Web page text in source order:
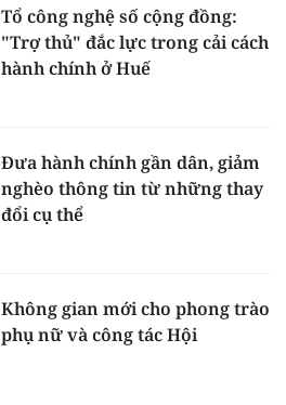
Tổ công nghệ số cộng đồng:
"Trợ thủ" đắc lực trong cải cách
hành chính ở Huế
Đưa hành chính gần dân, giảm
nghèo thông tin từ những thay
đổi cụ thể
Không gian mới cho phong trào
phụ nữ và công tác Hội